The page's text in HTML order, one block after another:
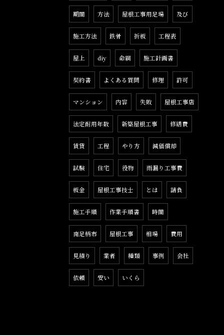
期間 方法 屋根工事用足場 及び
施工方法 鉄骨 折板 工程表
屋上 diy 命綱 施工計画書
契約書 よくある質問 修理 許可
マンション 内容 失敗 屋根工事店
法定耐用年数 新築屋根工事 修繕費
賃貸 工程 やり方 減価償却
試験 住宅 役物 雨漏り工事費
板金 屋根工事技士 とは 請負
施工手順 作業手順書 時間
南足柄市 屋根工事 相場 費用
見積り 業者 種類 事例 会社
依頼 安い いくら